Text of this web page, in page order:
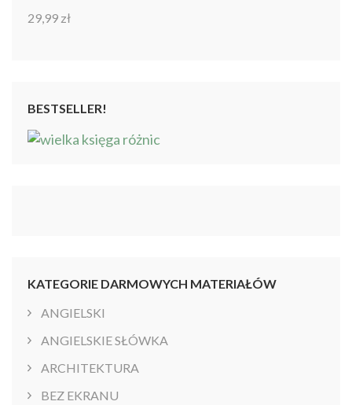
Oceniono
29,99 zł
BESTSELLER!
KATEGORIE DARMOWYCH MATERIAŁÓW
ANGIELSKI
ANGIELSKIE SŁÓWKA
ARCHITEKTURA
BEZ EKRANU